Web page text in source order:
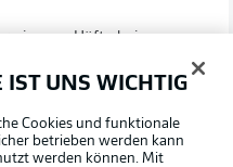
eigenen Häfte beim
IST UNS WICHTIG
Cookies und funktionale
betrieben werden kann
werden können. Mit